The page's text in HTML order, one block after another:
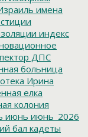
имена
индекс
ДПС
больница
Ирина
елка
колония
июнь июнь_2026
бал кадеты